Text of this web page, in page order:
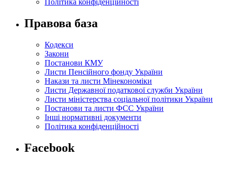
Політика конфіденційності
Правова база
Кодекси
Закони
Постанови КМУ
Листи Пенсійного фонду України
Накази та листи Мінекономіки
Листи Державної податкової служби України
Листи міністерства соціальної політики України
Постанови та листи ФСС України
Інші нормативні документи
Політика конфіденційності
Facebook